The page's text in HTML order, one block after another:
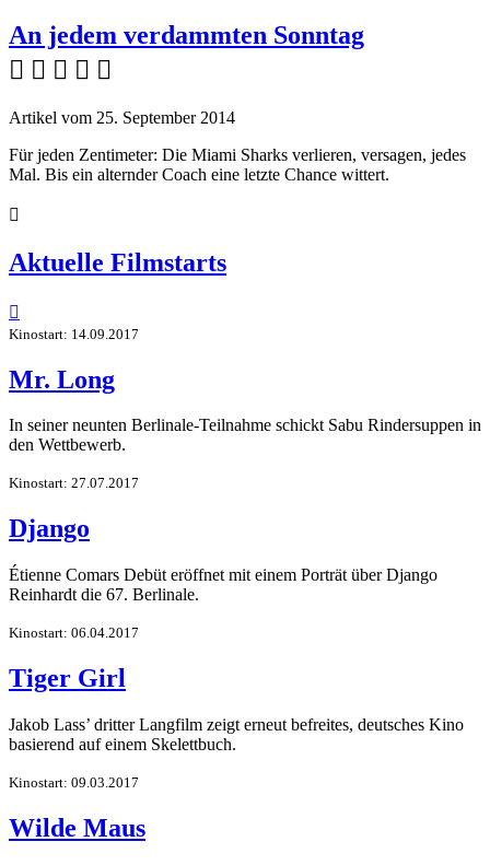
An jedem verdammten Sonntag
    
Artikel vom 25. September 2014
Für jeden Zentimeter: Die Miami Sharks verlieren, versagen, jedes
Mal. Bis ein alternder Coach eine letzte Chance wittert.

Aktuelle Filmstarts

Kinostart: 14.09.2017
Mr. Long
In seiner neunten Berlinale-Teilnahme schickt Sabu Rindersuppen in
den Wettbewerb.
Kinostart: 27.07.2017
Django
Étienne Comars Debüt eröffnet mit einem Porträt über Django
Reinhardt die 67. Berlinale.
Kinostart: 06.04.2017
Tiger Girl
Jakob Lass’ dritter Langfilm zeigt erneut befreites, deutsches Kino
basierend auf einem Skelettbuch.
Kinostart: 09.03.2017
Wilde Maus